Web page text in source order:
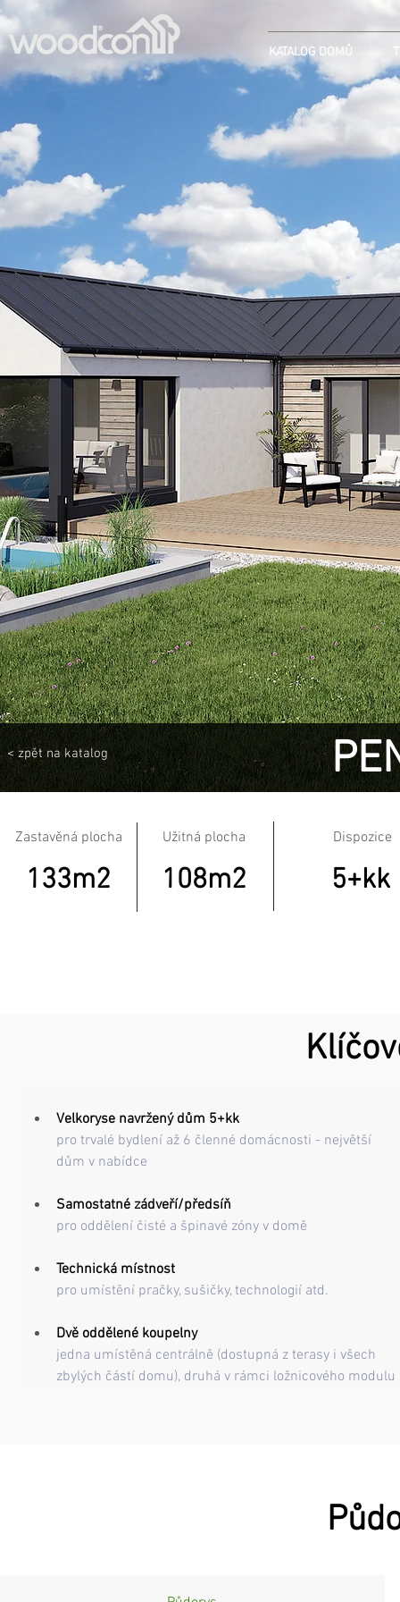
KATALOG DOMŮ
< zpět na katalog
Zastavěná plocha
133m2
Užitná plocha
108m2
Dispozice
5+kk
Velkoryse navržený dům 5+kk
pro trvalé bydlení až 6 členné domácnosti - největší
dům v nabídce
Samostatné zádveří/předsíň
pro oddělení čisté a špinavé zóny v domě
Technická místnost
pro umístění pračky, sušičky, technologií atd.
Dvě oddělené koupelny
jedna umístěná centrálně (dostupná z terasy i všech
zbylých částí domu), druhá v rámci ložnicového modulu